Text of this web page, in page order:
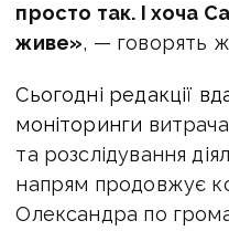
просто так. І хоча
живе», — говорять
Сьогодні редакції
моніторинги
та розслідування
напрям продовжує
Олександра по